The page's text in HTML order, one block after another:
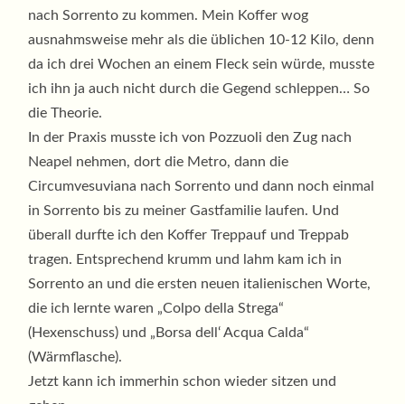
nach Sorrento zu kommen. Mein Koffer wog
ausnahmsweise mehr als die üblichen 10-12 Kilo, denn
da ich drei Wochen an einem Fleck sein würde, musste
ich ihn ja auch nicht durch die Gegend schleppen… So
die Theorie.
In der Praxis musste ich von Pozzuoli den Zug nach
Neapel nehmen, dort die Metro, dann die
Circumvesuviana nach Sorrento und dann noch einmal
in Sorrento bis zu meiner Gastfamilie laufen. Und
überall durfte ich den Koffer Treppauf und Treppab
tragen. Entsprechend krumm und lahm kam ich in
Sorrento an und die ersten neuen italienischen Worte,
die ich lernte waren „Colpo della Strega“
(Hexenschuss) und „Borsa dell‘ Acqua Calda“
(Wärmflasche).
Jetzt kann ich immerhin schon wieder sitzen und